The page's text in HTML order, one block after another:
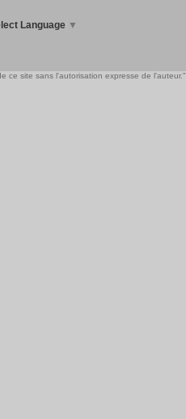
Language ▼
ce site sans l'autorisation expresse de l'auteur."